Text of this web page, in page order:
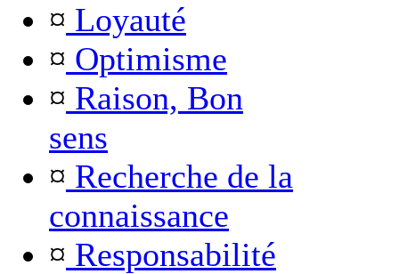
¤ Loyauté
¤ Optimisme
¤ Raison, Bon
sens
¤ Recherche de la
connaissance
¤ Responsabilité